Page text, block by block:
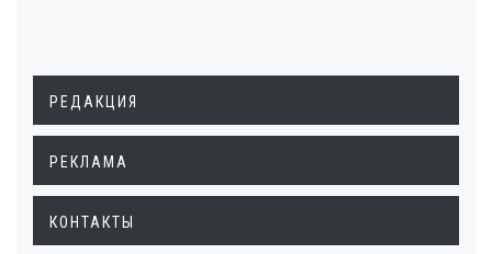
РЕДАКЦИЯ
РЕКЛАМА
КОНТАКТЫ